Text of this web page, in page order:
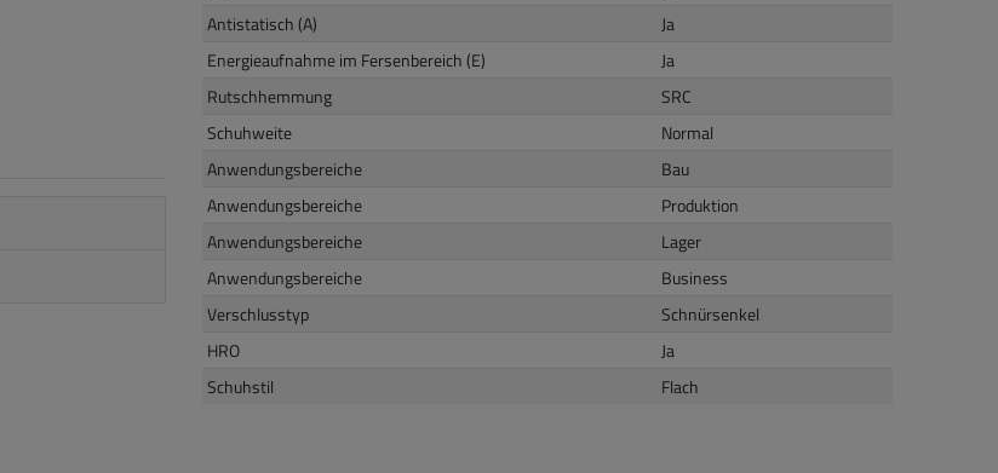
Antistatisch (A)
Ja
Energieaufnahme im Fersenbereich (E)
Ja
Rutschhemmung
SRC
Schuhweite
Normal
Anwendungsbereiche
Bau
Anwendungsbereiche
Produktion
Anwendungsbereiche
Lager
Anwendungsbereiche
Business
Verschlusstyp
Schnürsenkel
HRO
Ja
Schuhstil
Flach